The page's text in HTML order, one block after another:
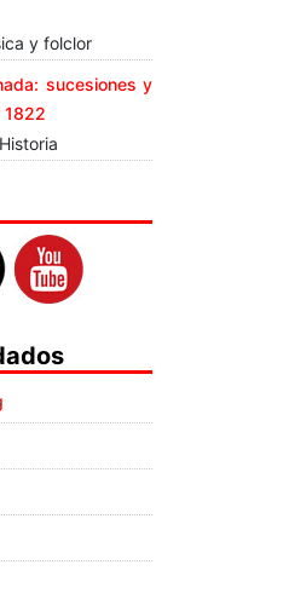
y folclor
sucesiones y
1822